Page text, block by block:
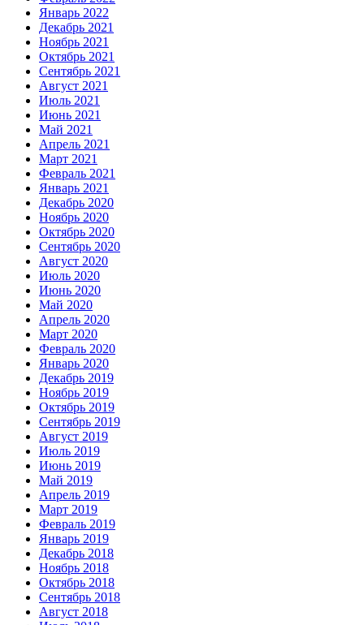
Январь 2022
Декабрь 2021
Ноябрь 2021
Октябрь 2021
Сентябрь 2021
Август 2021
Июль 2021
Июнь 2021
Май 2021
Апрель 2021
Март 2021
Февраль 2021
Январь 2021
Декабрь 2020
Ноябрь 2020
Октябрь 2020
Сентябрь 2020
Август 2020
Июль 2020
Июнь 2020
Май 2020
Апрель 2020
Март 2020
Февраль 2020
Январь 2020
Декабрь 2019
Ноябрь 2019
Октябрь 2019
Сентябрь 2019
Август 2019
Июль 2019
Июнь 2019
Май 2019
Апрель 2019
Март 2019
Февраль 2019
Январь 2019
Декабрь 2018
Ноябрь 2018
Октябрь 2018
Сентябрь 2018
Август 2018